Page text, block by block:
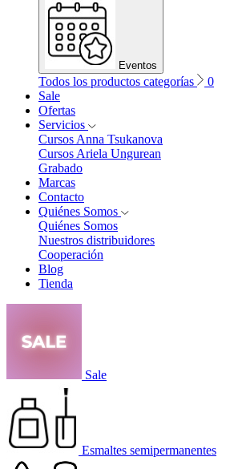
Eventos
Todos los productos categorías
0
Sale
Ofertas
Servicios
Cursos Anna Tsukanova
Cursos Ariela Ungurean
Grabado
Marcas
Contacto
Quiénes Somos
Quiénes Somos
Nuestros distribuidores
Cooperación
Blog
Tienda
Sale
Esmaltes semipermanentes